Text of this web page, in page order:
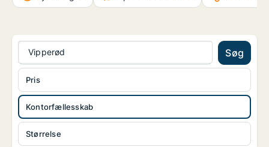
Vipperød Søg
Kontorfællesskab
Størrelse
Pris